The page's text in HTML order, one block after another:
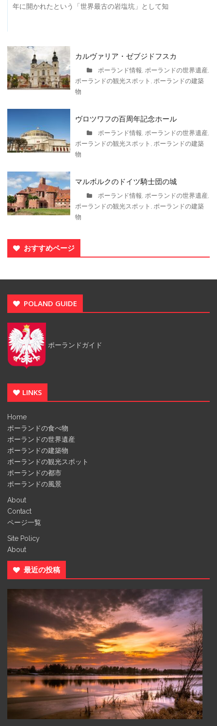
年に開かれたという「世界最古の岩塩坑」として知
カルヴァリア・ゼブジドフスカ
ポーランド情報, ポーランドの世界遺産,
ポーランドの観光スポット , ポーランドの建築
物
ヴロツワフの百周年記念ホール
ポーランド情報, ポーランドの世界遺産,
ポーランドの観光スポット , ポーランドの建築
物
マルボルクのドイツ騎士団の城
ポーランド情報, ポーランドの世界遺産,
ポーランドの観光スポット , ポーランドの建築
物
おすすめページ
POLAND GUIDE
ポーランドガイド
LINKS
Home
ポーランドの食べ物
ポーランドの世界遺産
ポーランドの建築物
ポーランドの観光スポット
ポーランドの都市
ポーランドの風景
About
Contact
ページ一覧
Site Policy
About
最近の投稿